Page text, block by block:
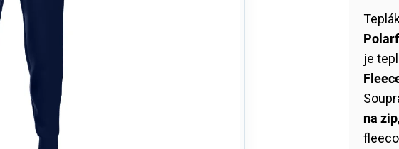
je
na zip